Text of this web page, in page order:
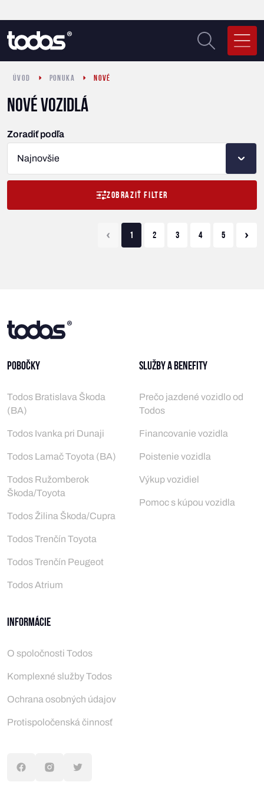
ÚVOD PONUKA NOVÉ
Nové vozidlá
Zoradiť podľa
Najnovšie
ZOBRAZIŤ FILTER
‹ 1 2 3 4 5 ›
Pobočky
Todos Bratislava Škoda
(BA)
Todos Ivanka pri Dunaji
Todos Lamač Toyota (BA)
Todos Ružomberok
Škoda/Toyota
Todos Žilina Škoda/Cupra
Todos Trenčín Toyota
Todos Trenčín Peugeot
Todos Atrium
Služby a benefity
Prečo jazdené vozidlo od
Todos
Financovanie vozidla
Poistenie vozidla
Výkup vozidiel
Pomoc s kúpou vozidla
Informácie
O spoločnosti Todos
Komplexné služby Todos
Ochrana osobných údajov
Protispoločenská činnosť